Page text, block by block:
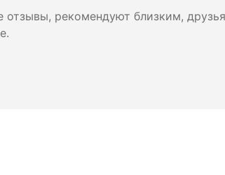
рекомендуют близким,